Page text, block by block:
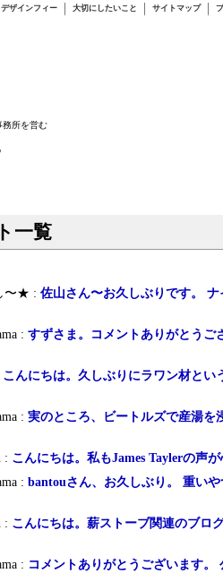
デザインフィー 大切にしたいこと サイトマップ
務所を営む
一覧
〜★ : 佐山さん〜お久しぶりです。
: すずさま。コメントありがとうご
こんにちは。久しぶりにラワン材とい
: 実のところ、ビートルズで産湯を
: こんにちは。私もJames Taylerの声
: bantouさん、お久しぶり。 重い
: こんにちは。薪ストーブ関連のブロ
: コメントありがとうございます。